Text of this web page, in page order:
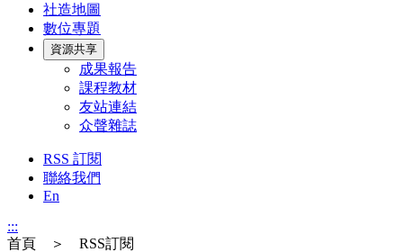
社造地圖
數位專題
資源共享
成果報告
課程教材
友站連結
众聲雜誌
RSS 訂閱
聯絡我們
En
:::
首頁 ＞ RSS訂閱